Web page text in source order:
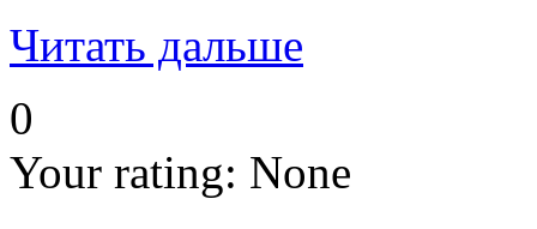
Читать дальше
0
Your rating: None